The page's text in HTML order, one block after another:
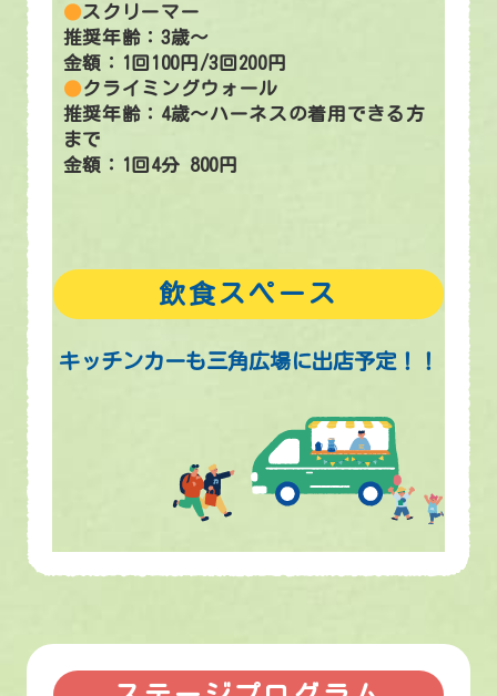
●スクリーマー
推奨年齢：3歳～
金額：1回100円/3回200円
●クライミングウォール
推奨年齢：4歳～ハーネスの着用できる方
まで
金額：1回4分 800円
飲食スペース
キッチンカーも三角広場に出店予定！！